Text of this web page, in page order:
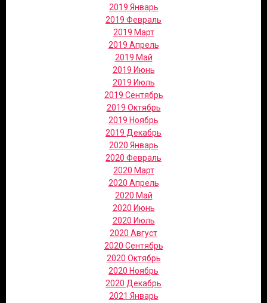
2019 Январь
2019 Февраль
2019 Март
2019 Апрель
2019 Май
2019 Июнь
2019 Июль
2019 Сентябрь
2019 Октябрь
2019 Ноябрь
2019 Декабрь
2020 Январь
2020 Февраль
2020 Март
2020 Апрель
2020 Май
2020 Июнь
2020 Июль
2020 Август
2020 Сентябрь
2020 Октябрь
2020 Ноябрь
2020 Декабрь
2021 Январь